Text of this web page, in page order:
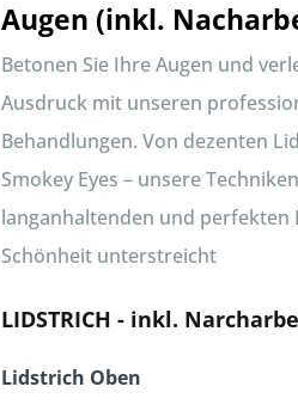
Augen (inkl.
Betonen Sie Ihre Augen und
Ausdruck mit unseren
Behandlungen. Von dezenten
Smokey Eyes – unsere
langanhaltenden und
Schönheit unterstreicht
LIDSTRICH - inkl.
Lidstrich Oben